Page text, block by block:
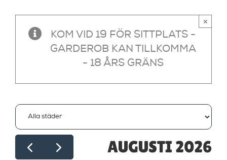
KOM VID 19 FÖR SITTPLATS -
GARDEROB KAN TILLKOMMA
- 18 ÅRS GRÄNS
×
AUGUSTI 2026